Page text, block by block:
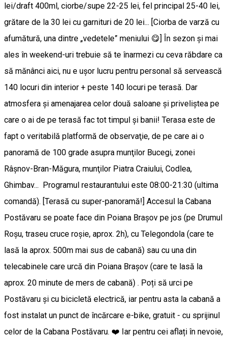
lei/draft 400ml, ciorbe/supe 22-25 lei, fel principal 25-40 lei,
grătare de la 30 lei cu garnituri de 20 lei... [Ciorba de varză cu
afumătură, una dintre „vedetele” meniului 😋] În sezon şi mai
ales în weekend-uri trebuie să te înarmezi cu ceva răbdare ca
să mănânci aici, nu e uşor lucru pentru personal să servească
140 locuri din interior + peste 140 locuri pe terasă. Dar
atmosfera şi amenajarea celor două saloane şi priveliştea pe
care o ai de pe terasă fac tot timpul şi banii! Terasa este de
fapt o veritabilă platformă de observaţie, de pe care ai o
panoramă de 100 grade asupra munţilor Bucegi, zonei
Râşnov-Bran-Măgura, munţilor Piatra Craiului, Codlea,
Ghimbav... Programul restaurantului este 08:00-21:30 (ultima
comandă). [Terasă cu super-panoramă!] Accesul la Cabana
Postăvaru se poate face din Poiana Braşov pe jos (pe Drumul
Roşu, traseu cruce roşie, aprox. 2h), cu Telegondola (care te
lasă la aprox. 500m mai sus de cabană) sau cu una din
telecabinele care urcă din Poiana Braşov (care te lasă la
aprox. 20 minute de mers de cabană) . Poți să urci pe
Postăvaru și cu bicicletă electrică, iar pentru asta la cabană a
fost instalat un punct de încărcare e-bike, gratuit - cu sprijinul
celor de la Cabana Postăvaru. ❤️ Iar pentru cei aflați în nevoie,